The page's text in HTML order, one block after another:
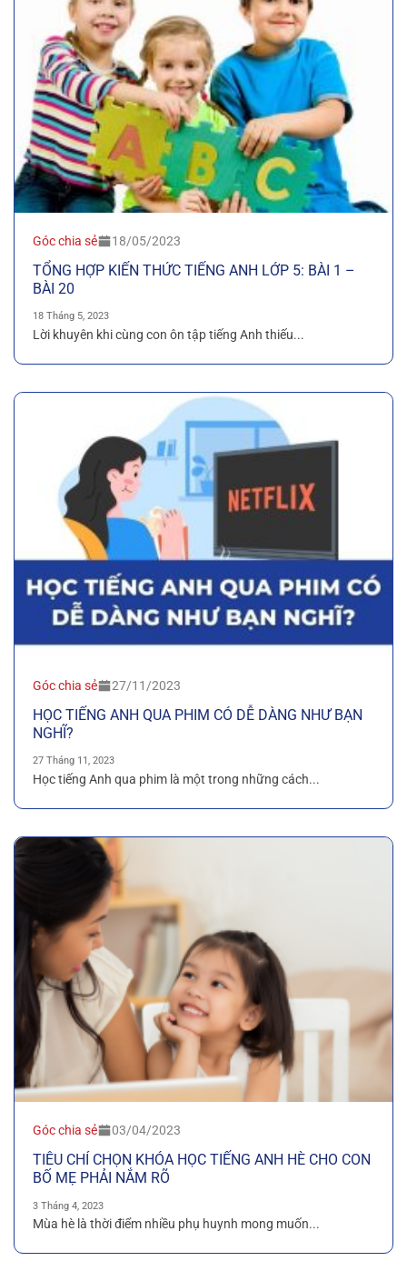
Góc chia sẻ 18/05/2023
TỔNG HỢP KIẾN THỨC TIẾNG ANH LỚP 5: BÀI 1 –
BÀI 20
18 Tháng 5, 2023
Lời khuyên khi cùng con ôn tập tiếng Anh thiếu...
Góc chia sẻ 27/11/2023
HỌC TIẾNG ANH QUA PHIM CÓ DỄ DÀNG NHƯ BẠN
NGHĨ?
27 Tháng 11, 2023
Học tiếng Anh qua phim là một trong những cách...
Góc chia sẻ 03/04/2023
TIÊU CHÍ CHỌN KHÓA HỌC TIẾNG ANH HÈ CHO CON
BỐ MẸ PHẢI NẮM RÕ
3 Tháng 4, 2023
Mùa hè là thời điểm nhiều phụ huynh mong muốn...